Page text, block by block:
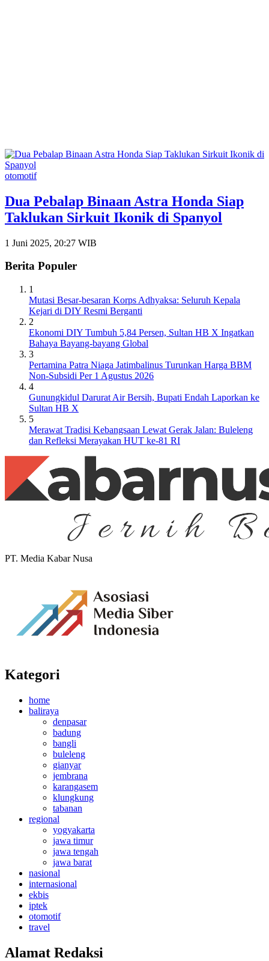
otomotif
Dua Pebalap Binaan Astra Honda Siap
Taklukan Sirkuit Ikonik di Spanyol
1 Juni 2025, 20:27 WIB
Berita Populer
1
Mutasi Besar-besaran Korps Adhyaksa: Seluruh Kepala
Kejari di DIY Resmi Berganti
2
Ekonomi DIY Tumbuh 5,84 Persen, Sultan HB X Ingatkan
Bahaya Bayang-bayang Global
3
Pertamina Patra Niaga Jatimbalinus Turunkan Harga BBM
Non-Subsidi Per 1 Agustus 2026
4
Gunungkidul Darurat Air Bersih, Bupati Endah Laporkan ke
Sultan HB X
5
Merawat Tradisi Kebangsaan Lewat Gerak Jalan: Buleleng
dan Refleksi Merayakan HUT ke-81 RI
PT. Media Kabar Nusa
Kategori
home
baliraya
denpasar
badung
bangli
buleleng
gianyar
jembrana
karangasem
klungkung
tabanan
regional
yogyakarta
jawa timur
jawa tengah
jawa barat
nasional
internasional
ekbis
iptek
otomotif
travel
Alamat Redaksi